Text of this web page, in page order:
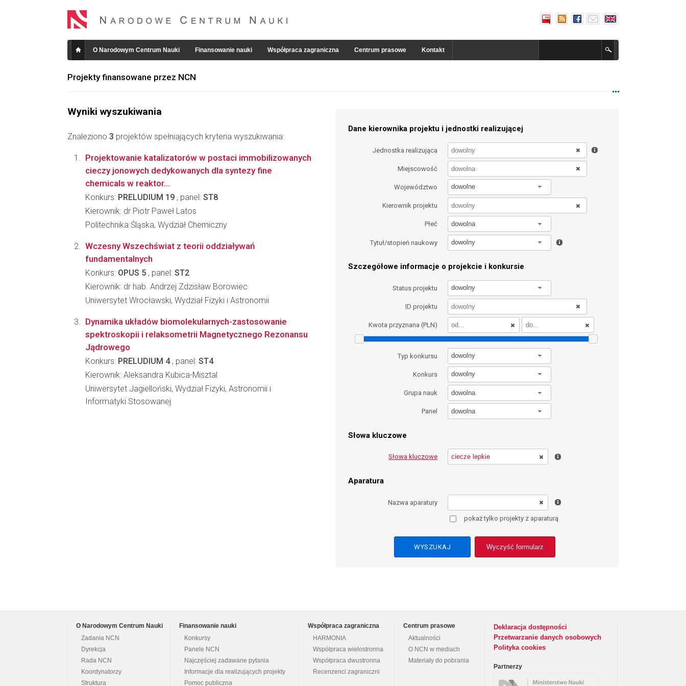
O Narodowym Centrum Nauki Finansowanie nauki Współpraca zagraniczna Centrum prasowe Kontakt
Projekty finansowane przez NCN
Wyniki wyszukiwania
Znaleziono 3 projektów spełniających kryteria wyszukiwania:
Dane kierownika projektu i jednostki realizującej
Jednostka realizująca
Miejscowość
Województwo dowolne
Kierownik projektu
Płeć dowolna
Tytuł/stopień naukowy dowolny
Szczegółowe informacje o projekcie i konkursie
Status projektu dowolny
ID projektu
Kwota przyznana (PLN)
Typ konkursu dowolny
Konkurs dowolny
Grupa nauk dowolna
Panel dowolna
Słowa kluczowe
Słowa kluczowe
Aparatura
Nazwa aparatury
pokaż tylko projekty z aparaturą
Wyczyść formularz
Projektowanie katalizatorów w postaci immobilizowanych
cieczy jonowych dedykowanych dla syntezy fine
chemicals w reaktor...
Konkurs: PRELUDIUM 19 , panel: ST8
Kierownik: dr Piotr Paweł Latos
Politechnika Śląska, Wydział Chemiczny
Wczesny Wszechświat z teorii oddziaływań
fundamentalnych
Konkurs: OPUS 5 , panel: ST2
Kierownik: dr hab. Andrzej Zdzisław Borowiec
Uniwersytet Wrocławski, Wydział Fizyki i Astronomii
Dynamika układów biomolekularnych-zastosowanie
spektroskopii i relaksometrii Magnetycznego Rezonansu
Jądrowego
Konkurs: PRELUDIUM 4, panel: ST4
Kierownik: Aleksandra Kubica-Misztal
Uniwersytet Jagielloński, Wydział Fizyki, Astronomii i
Informatyki Stosowanej
O Narodowym Centrum Nauki
Zadania NCN
Dyrekcja
Rada NCN
Koordynatorzy
Struktura
Finansowanie nauki
Konkursy
Panele NCN
Najczęściej zadawane pytania
Informacje dla realizujących projekty
Pomoc publiczna
Współpraca zagraniczna
HARMONIA
Współpraca wielostronna
Współpraca dwustronna
Recenzenci zagraniczni
Centrum prasowe
Aktualności
O NCN w mediach
Materiały do pobrania
Deklaracja dostępności
Przetwarzanie danych osobowych
Polityka cookies
Partnerzy